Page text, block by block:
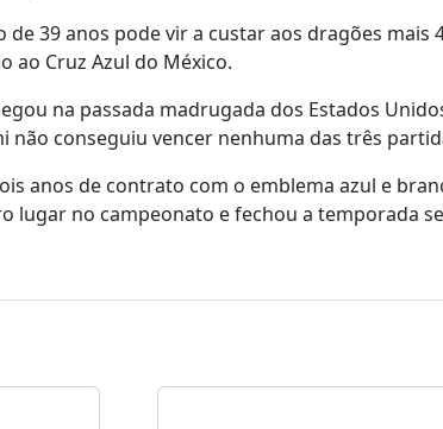
39 anos pode vir a custar aos dragões
ao Cruz Azul do México.
na passada madrugada dos Estados
não conseguiu vencer nenhuma das três
anos de contrato com o emblema azul e
lugar no campeonato e fechou a temporada